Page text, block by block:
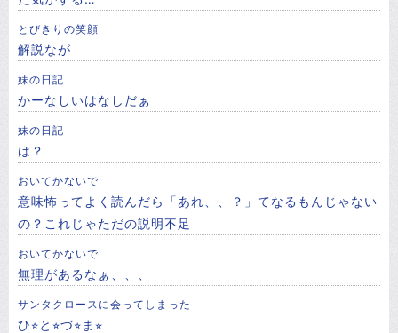
とびきりの笑顔
解説なが
妹の日記
かーなしいはなしだぁ
妹の日記
は？
おいてかないで
意味怖ってよく読んだら「あれ、、？」てなるもんじゃない
の？これじゃただの説明不足
おいてかないで
無理があるなぁ、、、
サンタクロースに会ってしまった
ひ⭐︎と⭐︎づ⭐︎ま⭐︎